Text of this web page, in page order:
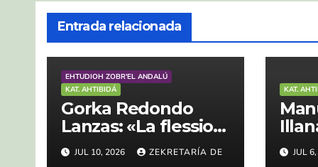
Entrada relacionada
EHTUDIOH ZOBR'EL ANDALÚ
KAT. AHTIBIDÁ
Gorka Redondo
Lanzas: «La flession
verbà en andalù»
JUL 10, 2026
ZEKRETARÍA DE
KAT.
JUL